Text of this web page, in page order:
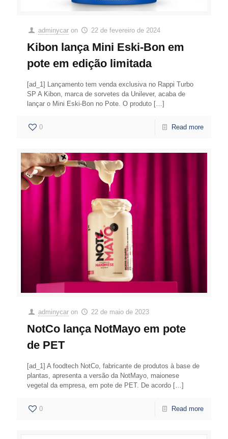
adminycar on 22 de fevereiro de 2024
Kibon lança Mini Eski-Bon em
pote em edição limitada
[ad_1] Lançamento tem venda exclusiva no Rappi Turbo
SP A Kibon, marca de sorvetes da Unilever, acaba de
lançar o Mini Eski-Bon no Pote. O produto […]
0 Read more
adminycar on 22 de maio de 2023
NotCo lança NotMayo em pote
de PET
[ad_1] A foodtech NotCo, fabricante de produtos à base de
plantas, apresenta a versão da NotMayo, maionese
vegetal da empresa, em pote de PET. De acordo […]
0 Read more